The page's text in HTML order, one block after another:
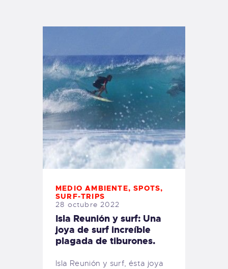
MEDIO AMBIENTE,SPOTS,
SURF-TRIPS
28 octubre 2022
Isla Reunión y surf: Una
joya de surf increíble
plagada de tiburones.
Isla Reunión y surf, ésta joya